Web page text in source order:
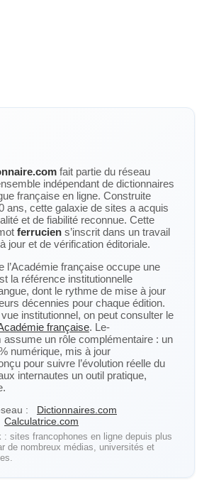
fait partie du réseau
indépendant de dictionnaires
française en ligne. Construite
ans, cette galaxie de sites a acquis
et de fiabilité reconnue. Cette
ferrucien s’inscrit dans un travail
jour et de vérification éditoriale.
l’Académie française occupe une
la référence institutionnelle
dont le rythme de mise à jour
décennies pour chaque édition.
institutionnel, on peut consulter le
française. Le-
assume un rôle complémentaire : un
numérique, mis à jour
pour suivre l’évolution réelle du
internautes un outil pratique,
:
Dictionnaires.com
Calculatrice.com
: sites francophones en ligne depuis plus
de nombreux médias, universités et